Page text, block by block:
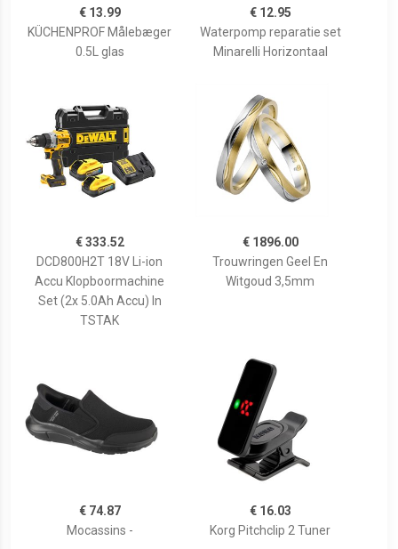
€ 13.99
KÜCHENPROF Målebæger
0.5L glas
€ 12.95
Waterpomp reparatie set
Minarelli Horizontaal
€ 333.52
DCD800H2T 18V Li-ion
Accu Klopboormachine
Set (2x 5.0Ah Accu) In
TSTAK
€ 1896.00
Trouwringen Geel En
Witgoud 3,5mm
€ 74.87
Mocassins -
€ 16.03
Korg Pitchclip 2 Tuner